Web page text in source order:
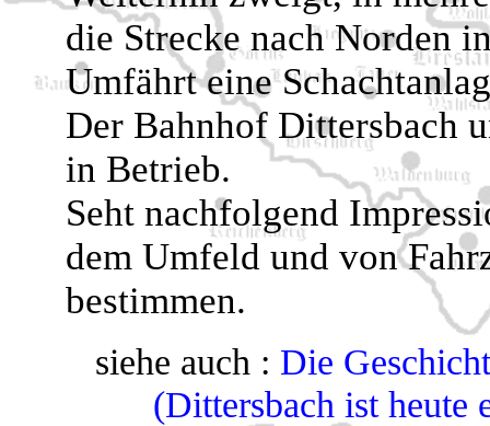
die Strecke nach Norden
Umfährt eine
Der Bahnhof Dittersbach
in Betrieb.
Seht nachfolgend
dem Umfeld und von
bestimmen.
siehe auch : Die
(Dittersbach ist heute